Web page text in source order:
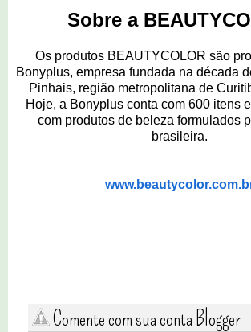
Sobre a
Os produtos BEAUTYCOLOR são
Bonyplus, empresa fundada na década
Pinhais, região metropolitana de
Hoje, a Bonyplus conta com 600 itens
com produtos de beleza formulados
brasileira.
Comente com sua conta Blogger